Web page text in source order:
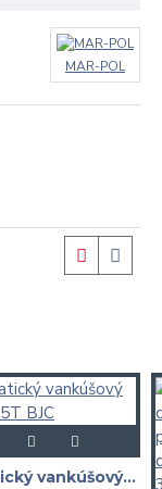
MAR-POL
Pneumatický vankúšový zdvihák 3.5T BJC